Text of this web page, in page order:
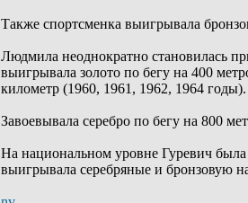
Также спортсменка выигрывала
Людмила неоднократно становилась
выигрывала золото по бегу на 400
километр (1960, 1961, 1962, 1964 годы).
Завоевывала серебро по бегу на 800
На национальном уровне Гуревич
выигрывала серебряные и бронзовую